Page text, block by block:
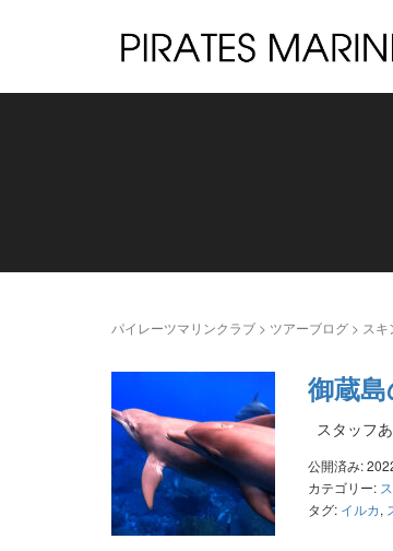
パイレーツマリンクラブ > ツアーブログ > ス
御蔵
スタッフ
公開済み:
カテゴリー:
タグ: イルカ,